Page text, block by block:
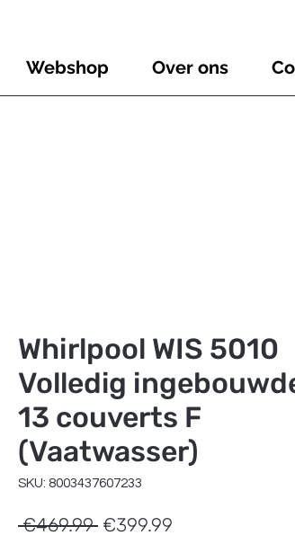
Webshop Over ons
Whirlpool WIS 5010
Volledig
13 couverts F
(Vaatwasser)
SKU: 8003437607233
€469.99 Regular
€399.99